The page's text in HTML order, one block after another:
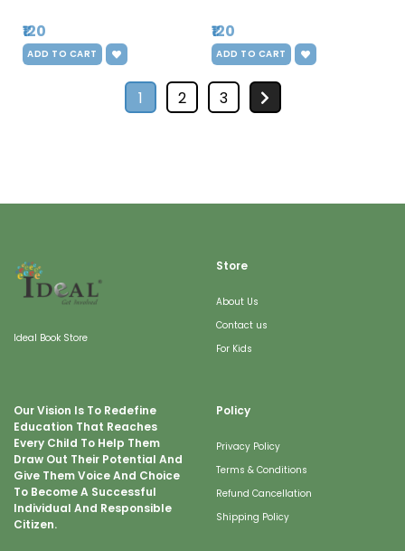
₹120
ADD TO CART
₹120
ADD TO CART
1 2 3
Ideal Book Store
Store
About Us
Contact us
For Kids
Our Vision Is To Redefine
Education That Reaches
Every Child To Help Them
Draw Out Their Potential And
Give Them Voice And Choice
To Become A Successful
Individual And Responsible
Citizen.
Policy
Privacy Policy
Terms & Conditions
Refund Cancellation
Shipping Policy